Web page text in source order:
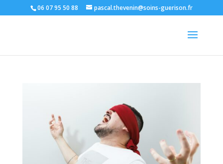
06 07 95 50 88 pascal.thevenin@soins-guerison.fr